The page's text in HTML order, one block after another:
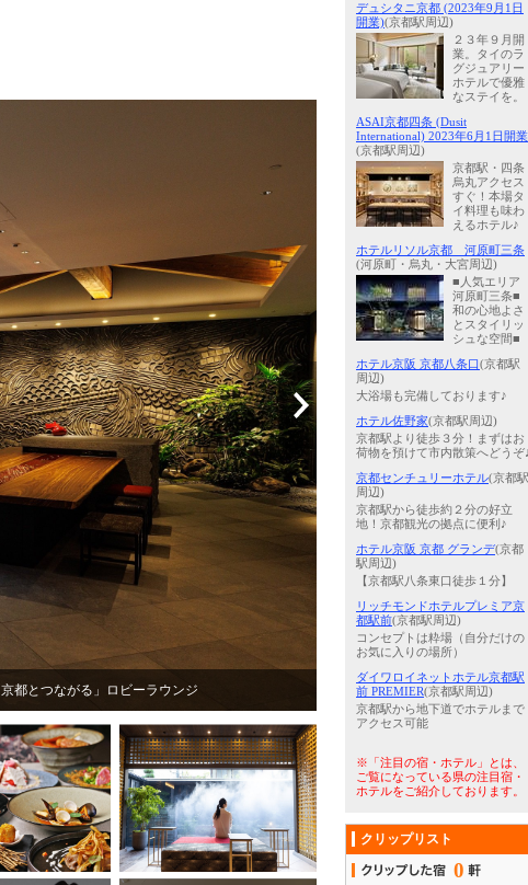
の心と体のリフレッシュに最適 【禁煙 デラックスフォース
デュシタニ京都 (2023年9月1日
開業)(京都駅周辺)
２３年９月開
業。タイのラ
グジュアリー
ホテルで優雅
なステイを。
ASAI京都四条 (Dusit
International) 2023年6月1日開業
(京都駅周辺)
京都駅・四条
烏丸アクセス
すぐ！本場タ
イ料理も味わ
えるホテル♪
ホテルリソル京都 河原町三条
(河原町・烏丸・大宮周辺)
■人気エリア
河原町三条■
和の心地よさ
とスタイリッ
シュな空間■
ホテル京阪 京都八条口 (京都駅
周辺)
大浴場も完備しております♪
ホテル佐野家(京都駅周辺)
京都駅より徒歩３分！まずはお
荷物を預けて市内散策へどうぞ
京都センチュリーホテル(京都駅
周辺)
京都駅から徒歩約２分の好立
地！京都観光の拠点に便利♪
ホテル京阪 京都 グランデ(京都
駅周辺)
【京都駅八条東口徒歩１分】
リッチモンドホテルプレミア京
都駅前(京都駅周辺)
コンセプトは粋場（自分だけの
お気に入りの場所）
ダイワロイネットホテル京都駅
前 PREMIER(京都駅周辺)
京都駅から地下道でホテルまで
アクセス可能
※「注目の宿・ホテル」とは、
ご覧になっている県の注目宿・
ホテルをご紹介しております。
クリップリスト
0